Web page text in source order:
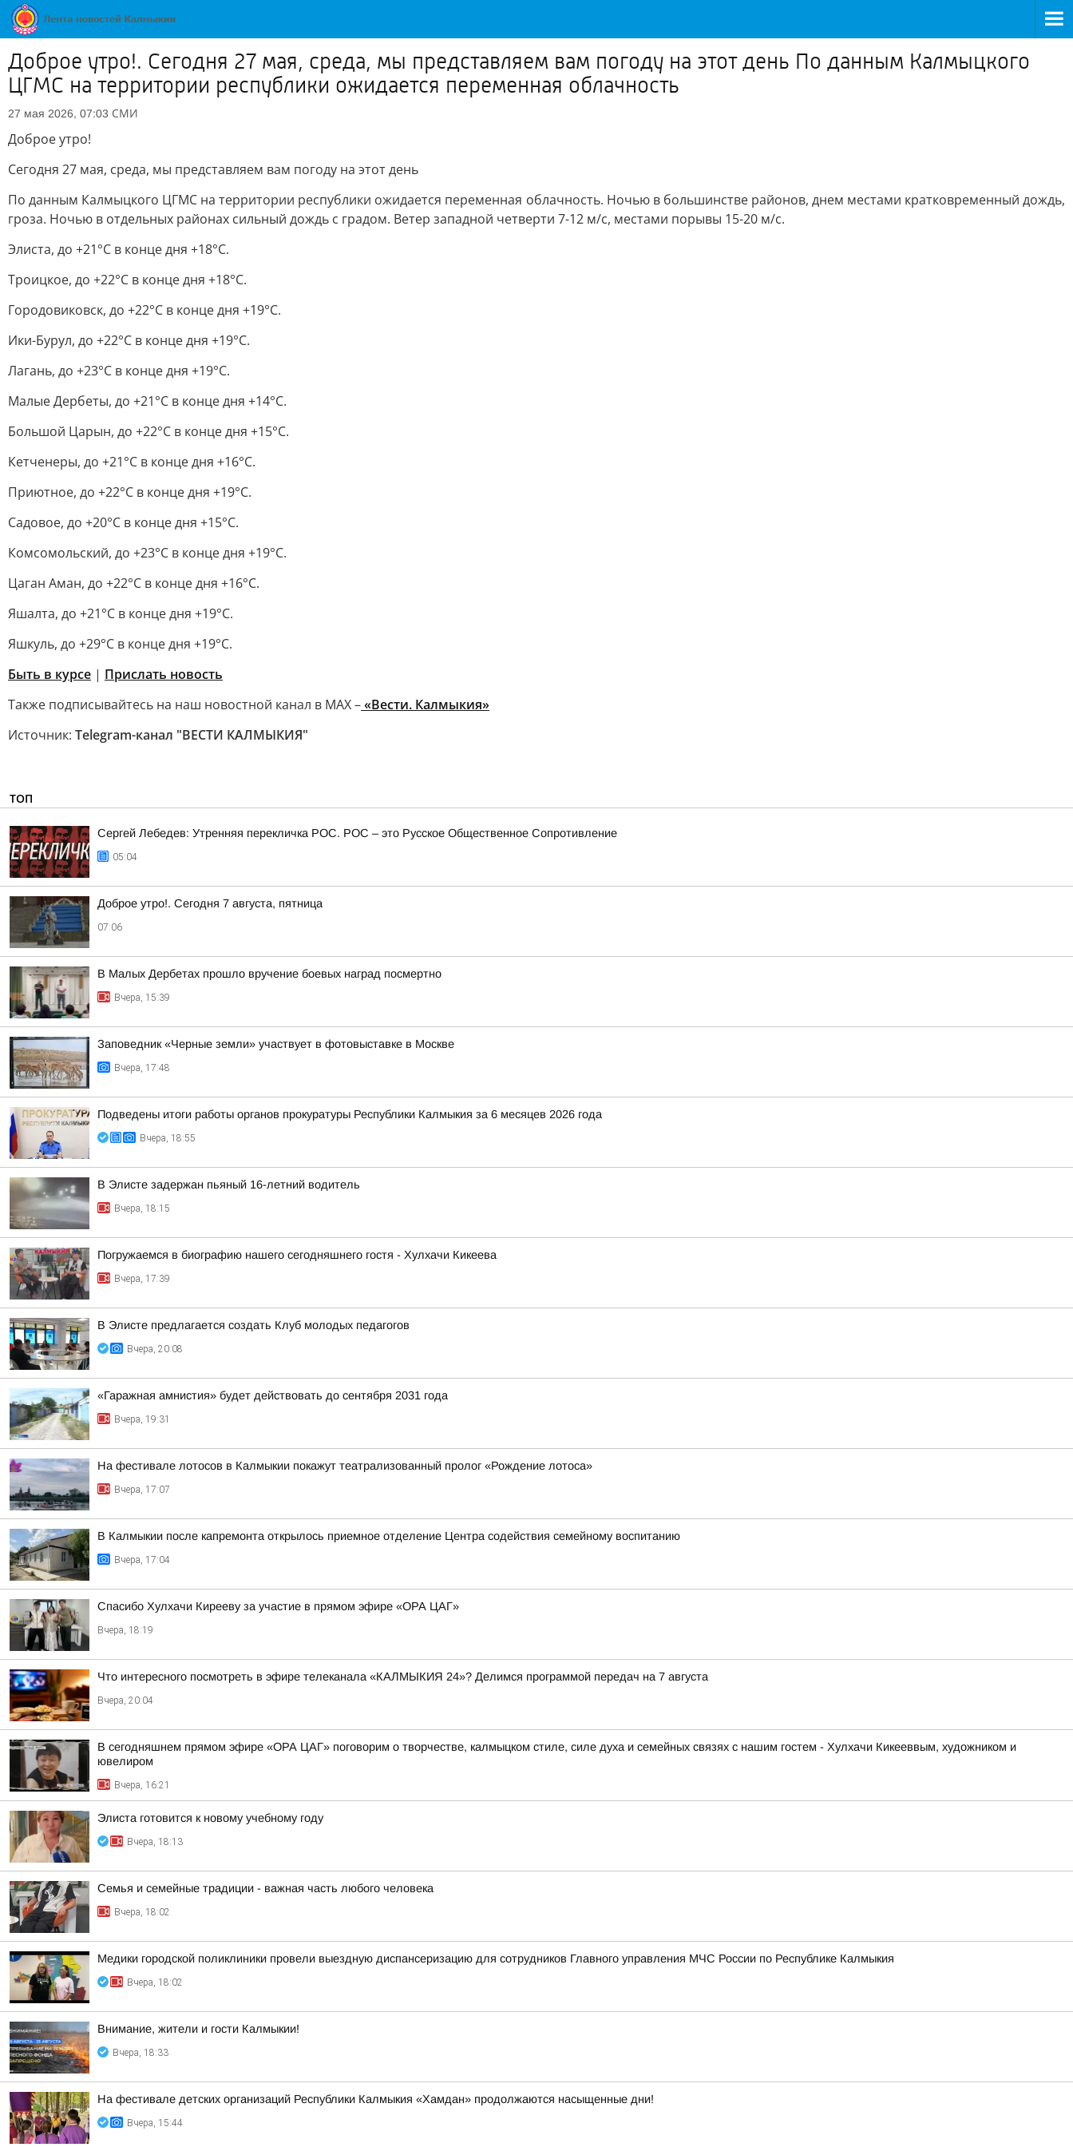
Доброе утро!. Сегодня 27 мая, среда, мы представляем вам погоду на этот день По данным Калмыцкого
ЦГМС на территории республики ожидается переменная облачность
27 мая 2026, 07:03 СМИ
Доброе утро!
Сегодня 27 мая, среда, мы представляем вам погоду на этот день
По данным Калмыцкого ЦГМС на территории республики ожидается переменная облачность. Ночью в большинстве районов, днем местами кратковременный дождь,
гроза. Ночью в отдельных районах сильный дождь с градом. Ветер западной четверти 7-12 м/с, местами порывы 15-20 м/с.
Элиста, до +21°C в конце дня +18°C.
Троицкое, до +22°C в конце дня +18°C.
Городовиковск, до +22°C в конце дня +19°C.
Ики-Бурул, до +22°C в конце дня +19°C.
Лагань, до +23°C в конце дня +19°C.
Малые Дербеты, до +21°C в конце дня +14°C.
Большой Царын, до +22°C в конце дня +15°C.
Кетченеры, до +21°C в конце дня +16°C.
Приютное, до +22°C в конце дня +19°C.
Садовое, до +20°C в конце дня +15°C.
Комсомольский, до +23°C в конце дня +19°C.
Цаган Аман, до +22°C в конце дня +16°C.
Яшалта, до +21°C в конце дня +19°C.
Яшкуль, до +29°C в конце дня +19°C.
Быть в курсе | Прислать новость
Также подписывайтесь на наш новостной канал в MAX –«Вести. Калмыкия»
Источник: Telegram-канал "ВЕСТИ КАЛМЫКИЯ"
ТОП
Сергей Лебедев: Утренняя перекличка РОС. РОС – это Русское Общественное Сопротивление
05:04
Доброе утро!. Сегодня 7 августа, пятница
07:06
В Малых Дербетах прошло вручение боевых наград посмертно
Вчера, 15:39
Заповедник «Черные земли» участвует в фотовыставке в Москве
Вчера, 17:48
Подведены итоги работы органов прокуратуры Республики Калмыкия за 6 месяцев 2026 года
Вчера, 18:55
В Элисте задержан пьяный 16-летний водитель
Вчера, 18:15
Погружаемся в биографию нашего сегодняшнего гостя - Хулхачи Кикеева
Вчера, 17:39
В Элисте предлагается создать Клуб молодых педагогов
Вчера, 20:08
«Гаражная амнистия» будет действовать до сентября 2031 года
Вчера, 19:31
На фестивале лотосов в Калмыкии покажут театрализованный пролог «Рождение лотоса»
Вчера, 17:07
В Калмыкии после капремонта открылось приемное отделение Центра содействия семейному воспитанию
Вчера, 17:04
Спасибо Хулхачи Кирееву за участие в прямом эфире «ОРА ЦАГ»
Вчера, 18:19
Что интересного посмотреть в эфире телеканала «КАЛМЫКИЯ 24»? Делимся программой передач на 7 августа
Вчера, 20:04
В сегодняшнем прямом эфире «ОРА ЦАГ» поговорим о творчестве, калмыцком стиле, силе духа и семейных связях с нашим гостем - Хулхачи Кикееввым, художником и
ювелиром
Вчера, 16:21
Элиста готовится к новому учебному году
Вчера, 18:13
Семья и семейные традиции - важная часть любого человека
Вчера, 18:02
Медики городской поликлиники провели выездную диспансеризацию для сотрудников Главного управления МЧС России по Республике Калмыкия
Вчера, 18:02
Внимание, жители и гости Калмыкии!
Вчера, 18:33
На фестивале детских организаций Республики Калмыкия «Хамдан» продолжаются насыщенные дни!
Вчера, 15:44